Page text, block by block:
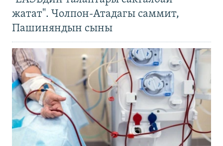
жатат". Чолпон-Атадагы саммит,
Пашиняндын сыны